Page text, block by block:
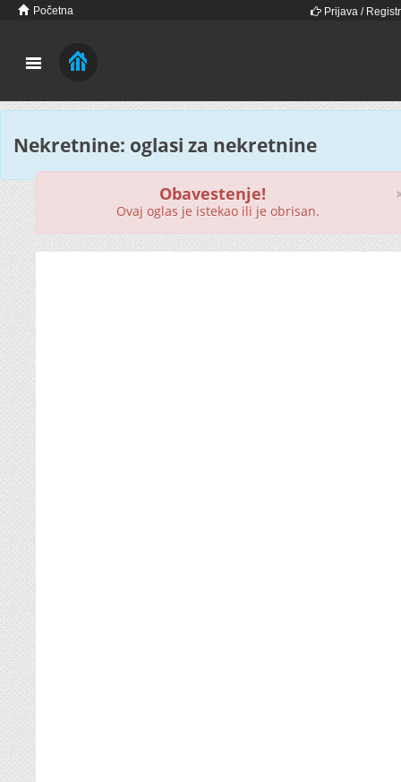
Početna Prijava /
Nekretnine: oglasi za nekretnine
Obavestenje!
Ovaj oglas je istekao ili je obrisan.